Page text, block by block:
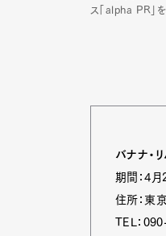
ス「alpha PR」
バナナ・
期間：4月
住所：東
TEL：